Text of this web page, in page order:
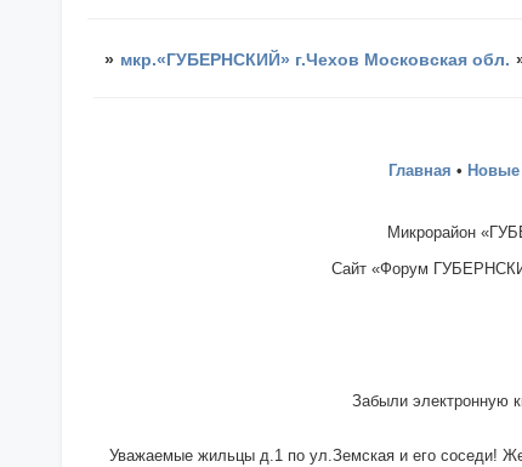
» мкр.«ГУБЕРНСКИЙ» г.Чехов Московская обл.
Главная •
Микрорайон
Сайт «Форум
Забыли электронную
Уважаемые жильцы д.1 по ул.Земская и его соседи!